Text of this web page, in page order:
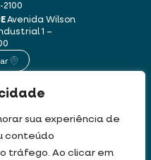
sua experiência de
conteúdo
tráfego. Ao clicar em
2100
Avenida Wilson
1 –
1235
de acuerdo con nuestros